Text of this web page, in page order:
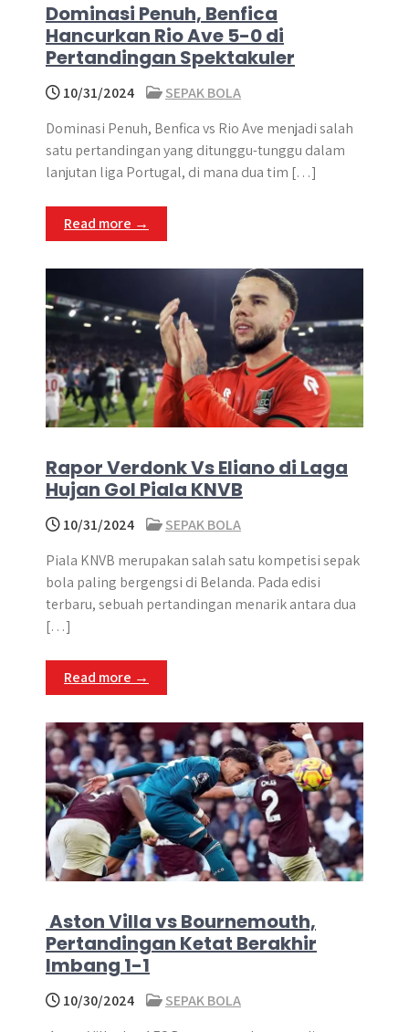
Dominasi Penuh, Benfica
Hancurkan Rio Ave 5-0 di
Pertandingan Spektakuler
10/31/2024
SEPAK BOLA
Dominasi Penuh, Benfica vs Rio Ave menjadi salah
satu pertandingan yang ditunggu-tunggu dalam
lanjutan liga Portugal, di mana dua tim […]
Read more →
Rapor Verdonk Vs Eliano di Laga
Hujan Gol Piala KNVB
10/31/2024
SEPAK BOLA
Piala KNVB merupakan salah satu kompetisi sepak
bola paling bergengsi di Belanda. Pada edisi
terbaru, sebuah pertandingan menarik antara dua
[…]
Read more →
Aston Villa vs Bournemouth,
Pertandingan Ketat Berakhir
Imbang 1-1
10/30/2024
SEPAK BOLA